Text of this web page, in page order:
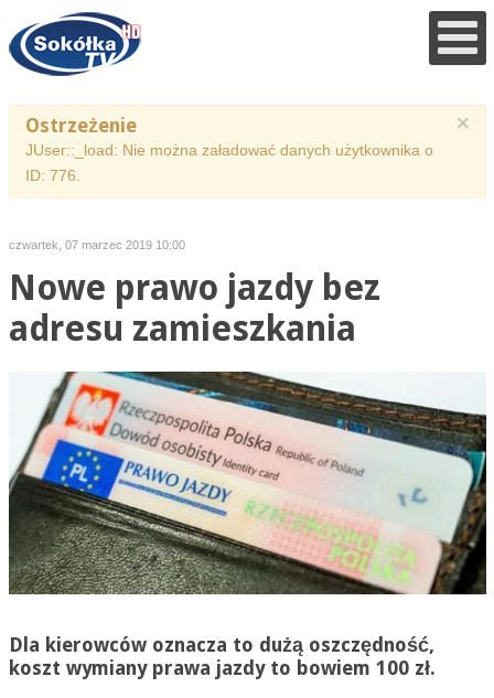
×
Ostrzeżenie
JUser::_load: Nie można załadować danych użytkownika o
ID: 776.
czwartek, 07 marzec 2019 10:00
Nowe prawo jazdy bez
adresu zamieszkania
Dla kierowców oznacza to dużą oszczędność,
koszt wymiany prawa jazdy to bowiem 100 zł.